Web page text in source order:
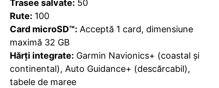
Trasee salvate: 50
Rute: 100
Card microSD™: Acceptă 1 card, dimensiune
maximă 32 GB
Hărți integrate: Garmin Navionics+ (coastal și
continental), Auto Guidance+ (descărcabil),
tabele de maree